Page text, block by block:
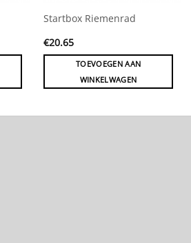
Startbox Riemenrad
€20.65
TOEVOEGEN AAN
WINKELWAGEN